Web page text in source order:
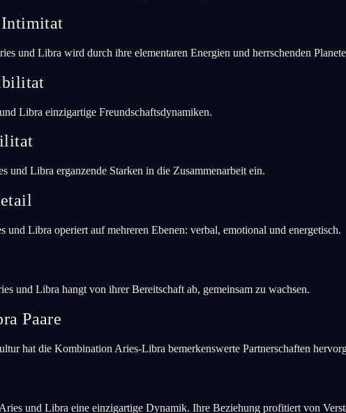
Intimitat
und Libra wird durch ihre elementaren Energien und herrschenden
Libra einzigartige Freundschaftsdynamiken.
und Libra erganzende Starken in die Zusammenarbeit ein.
Libra operiert auf mehreren Ebenen: verbal, emotional und energetisch.
und Libra hangt von ihrer Bereitschaft ab, gemeinsam zu wachsen.
Paare
hat die Kombination Aries-Libra bemerkenswerte Partnerschaften
und Libra eine einzigartige Dynamik. Ihre Beziehung profitiert von